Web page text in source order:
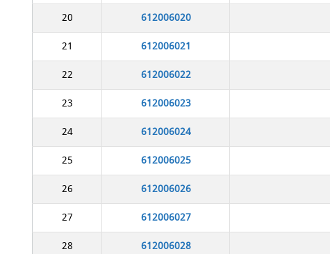
20
612006020
21
612006021
22
612006022
23
612006023
24
612006024
25
612006025
26
612006026
27
612006027
28
612006028